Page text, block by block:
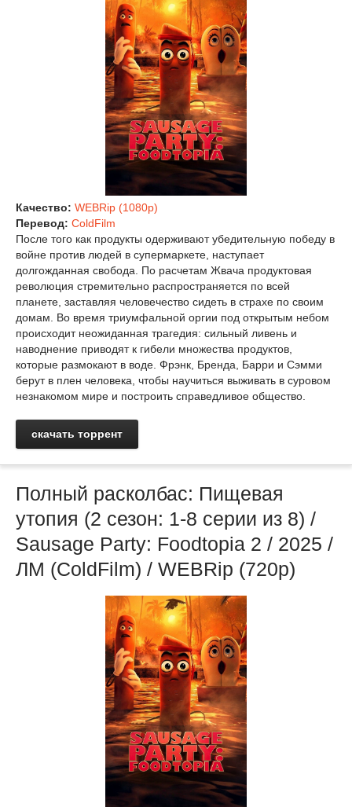
Качество: WEBRip (1080p)
Перевод: ColdFilm
После того как продукты одерживают убедительную победу в
войне против людей в супермаркете, наступает
долгожданная свобода. По расчетам Жвача продуктовая
революция стремительно распространяется по всей
планете, заставляя человечество сидеть в страхе по своим
домам. Во время триумфальной оргии под открытым небом
происходит неожиданная трагедия: сильный ливень и
наводнение приводят к гибели множества продуктов,
которые размокают в воде. Фрэнк, Бренда, Барри и Сэмми
берут в плен человека, чтобы научиться выживать в суровом
незнакомом мире и построить справедливое общество.
скачать торрент
Полный расколбас: Пищевая
утопия (2 сезон: 1-8 серии из 8) /
Sausage Party: Foodtopia 2 / 2025 /
ЛМ (ColdFilm) / WEBRip (720p)